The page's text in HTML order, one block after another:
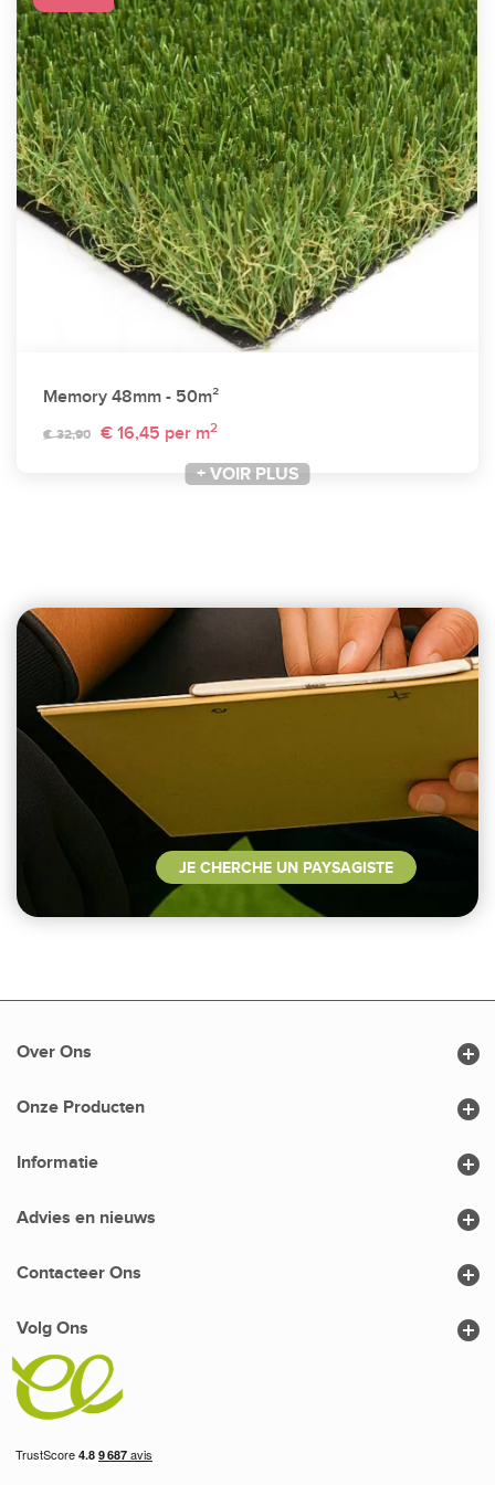
Memory 48mm - 50m²
€ 32,90 € 16,45 per m2
+ VOIR PLUS
JE CHERCHE UN PAYSAGISTE
Over Ons 
Onze Producten 
Contacteer Ons 
Volg Ons 
Informatie 
Advies en nieuws 